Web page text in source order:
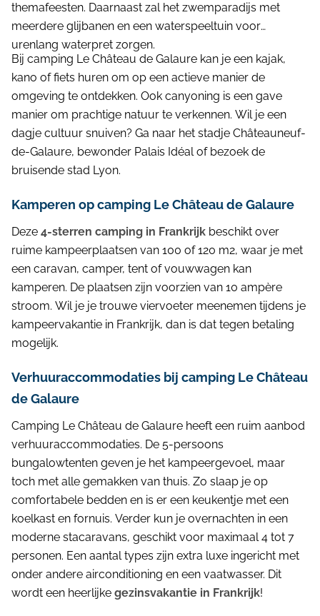
themafeesten. Daarnaast zal het zwemparadijs met
meerdere glijbanen en een waterspeeltuin voor
urenlang waterpret zorgen.
Bij camping Le Château de Galaure kan je een kajak,
kano of fiets huren om op een actieve manier de
omgeving te ontdekken. Ook canyoning is een gave
manier om prachtige natuur te verkennen. Wil je een
dagje cultuur snuiven? Ga naar het stadje Châteauneuf-
de-Galaure, bewonder Palais Idéal of bezoek de
bruisende stad Lyon.
Kamperen op camping Le Château de Galaure
Deze 4-sterren camping in Frankrijk beschikt over
ruime kampeerplaatsen van 100 of 120 m2, waar je met
een caravan, camper, tent of vouwwagen kan
kamperen. De plaatsen zijn voorzien van 10 ampère
stroom. Wil je je trouwe viervoeter meenemen tijdens je
kampeervakantie in Frankrijk, dan is dat tegen betaling
mogelijk.
Verhuuraccommodaties bij camping Le Château
de Galaure
Camping Le Château de Galaure heeft een ruim aanbod
verhuuraccommodaties. De 5-persoons
bungalowtenten geven je het kampeergevoel, maar
toch met alle gemakken van thuis. Zo slaap je op
comfortabele bedden en is er een keukentje met een
koelkast en fornuis. Verder kun je overnachten in een
moderne stacaravans, geschikt voor maximaal 4 tot 7
personen. Een aantal types zijn extra luxe ingericht met
onder andere airconditioning en een vaatwasser. Dit
wordt een heerlijke gezinsvakantie in Frankrijk!